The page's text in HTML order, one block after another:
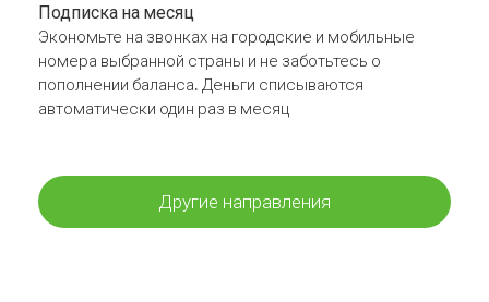
Подписка на месяц
Экономьте на звонках на городские и мобильные
номера выбранной страны и не заботьтесь о
пополнении баланса. Деньги списываются
автоматически один раз в месяц
Другие направления